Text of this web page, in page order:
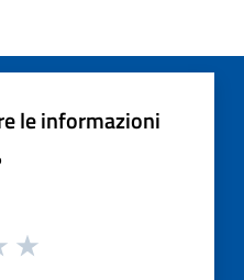
le informazioni